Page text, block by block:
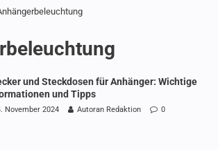
und Steckdosen für Anhänger: Wichtige
und Tipps
November 2024 Autoran Redaktion 0